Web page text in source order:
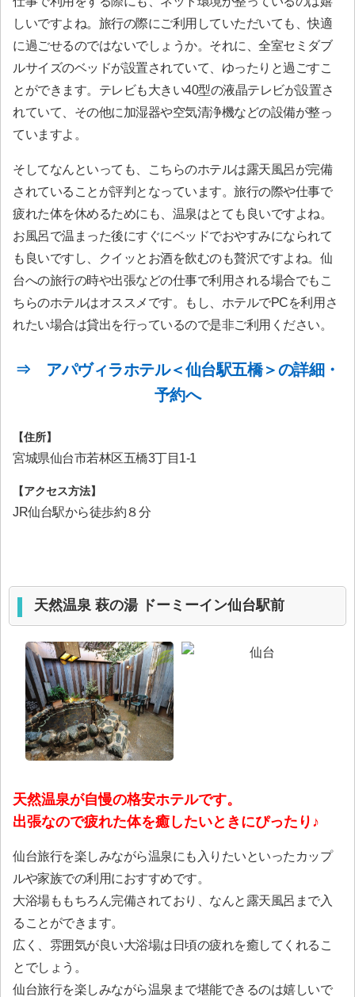
しいですよね。旅行の際にご利用していただいても、快適
に過ごせるのではないでしょうか。それに、全室セミダブ
ルサイズのベッドが設置されていて、ゆったりと過ごすこ
とができます。テレビも大きい40型の液晶テレビが設置さ
れていて、その他に加湿器や空気清浄機などの設備が整っ
ていますよ。
そしてなんといっても、こちらのホテルは露天風呂が完備
されていることが評判となっています。旅行の際や仕事で
疲れた体を休めるためにも、温泉はとても良いですよね。
お風呂で温まった後にすぐにベッドでおやすみになられて
も良いですし、クイッとお酒を飲むのも贅沢ですよね。仙
台への旅行の時や出張などの仕事で利用される場合でもこ
ちらのホテルはオススメです。もし、ホテルでPCを利用さ
れたい場合は貸出を行っているので是非ご利用ください。
⇒ アパヴィラホテル＜仙台駅五橋＞の詳細・
予約へ
【住所】
宮城県仙台市若林区五橋3丁目1-1
【アクセス方法】
JR仙台駅から徒歩約８分
天然温泉 萩の湯 ドーミーイン仙台駅前
天然温泉が自慢の格安ホテルです。
出張なので疲れた体を癒したいときにぴったり♪
仙台旅行を楽しみながら温泉にも入りたいといったカップ
ルや家族での利用におすすめです。
大浴場ももちろん完備されており、なんと露天風呂まで入
ることができます。
広く、雰囲気が良い大浴場は日頃の疲れを癒してくれるこ
とでしょう。
仙台旅行を楽しみながら温泉まで堪能できるのは嬉しいで